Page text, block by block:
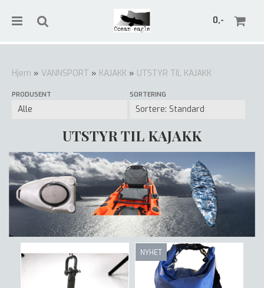
0,-
Hjem » VANNSPORT » KAJAKK » UTSTYR TIL KAJAKK
PRODUSENT SORTERING
UTSTYR TIL KAJAKK
NYHET